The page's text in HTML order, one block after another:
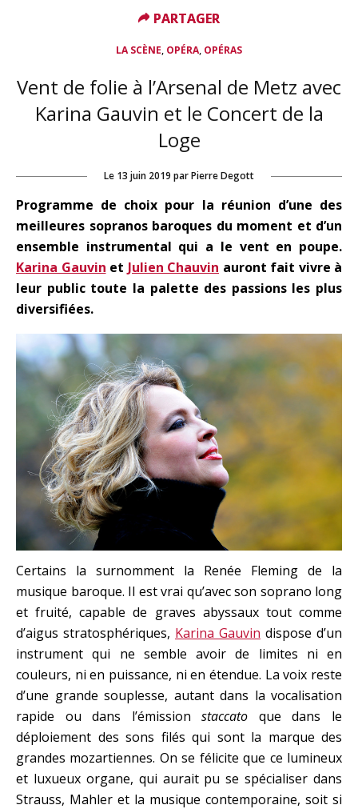
LA SCÈNE, OPÉRA, OPÉRAS
Vent de folie à l’Arsenal de Metz avec
Karina Gauvin et le Concert de la
Loge
Le 13 juin 2019 parPierre Degott
Programme de choix pour la réunion d’une des
meilleures sopranos baroques du moment et d’un
ensemble instrumental qui a le vent en poupe.
Karina Gauvin et Julien Chauvin auront fait vivre à
leur public toute la palette des passions les plus
diversifiées.
Certains la surnomment la Renée Fleming de la
musique baroque. Il est vrai qu’avec son soprano long
et fruité, capable de graves abyssaux tout comme
d’aigus stratosphériques, Karina Gauvin dispose d’un
instrument qui ne semble avoir de limites ni en
couleurs, ni en puissance, ni en étendue. La voix reste
d’une grande souplesse, autant dans la vocalisation
rapide ou dans l’émissionstaccato que dans le
déploiement des sons filés qui sont la marque des
grandes mozartiennes. On se félicite que ce lumineux
et luxueux organe, qui aurait pu se spécialiser dans
Strauss, Mahler et la musique contemporaine, soit si
PARTAGER
PARTAGER